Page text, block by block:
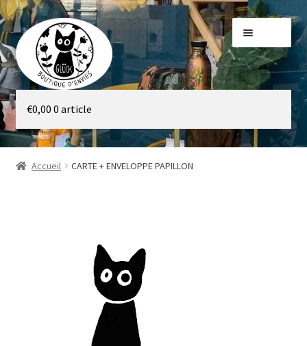
Aller
à
la
navigation
Aller
au
contenu
Galerie
Boutique
€0,00 0 article
Accueil CARTE + ENVELOPPE PAPILLON